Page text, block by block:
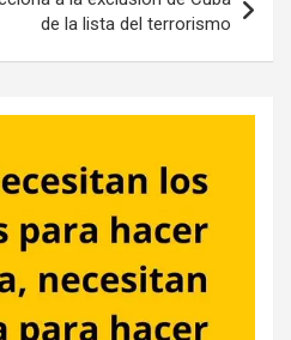
de la lista del terrorismo